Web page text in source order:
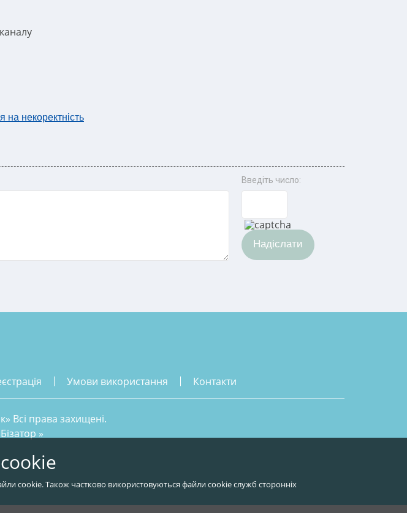
на некоректність
Введіть число:
Надіслати
умови використання контакти
Всі права захищені.
Бізатор »
cookie. Також частково використовуються файли cookie служб сторонніх